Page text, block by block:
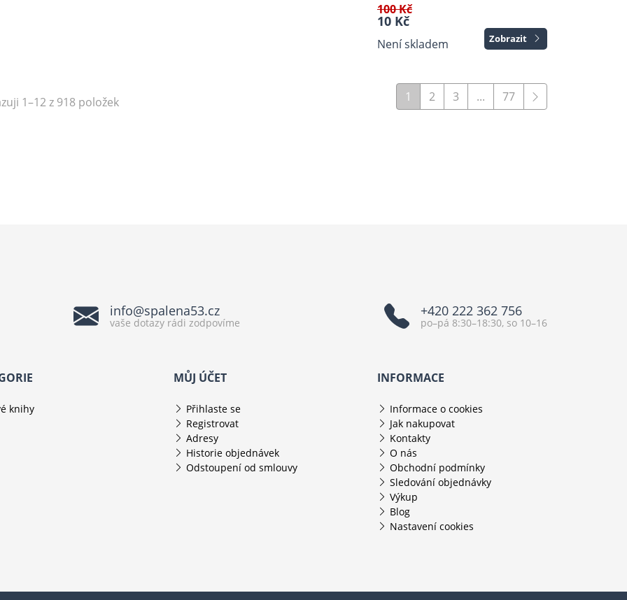
100 Kč
10 Kč
Není skladem Zobrazit
1–12 z 918 položek 1 2 3 ... 77
info@spalena53.cz
vaše dotazy rádi zodpovíme
+420 222 362 756
po–pá 8:30–18:30, so 10–16
knihy
MŮJ ÚČET
Přihlaste se
Registrovat
Adresy
Historie objednávek
Odstoupení od smlouvy
INFORMACE
Informace o cookies
Jak nakupovat
Kontakty
O nás
Obchodní podmínky
Sledování objednávky
Výkup
Blog
Nastavení cookies